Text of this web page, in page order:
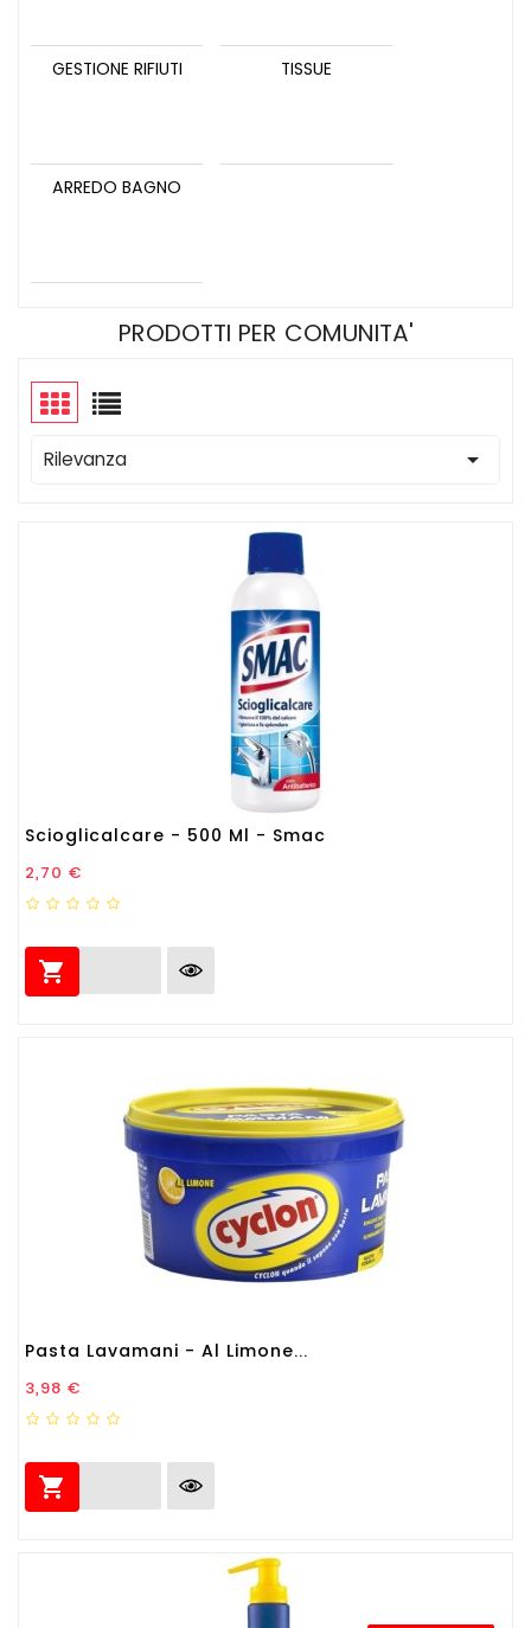
GESTIONE RIFIUTI TISSUE
ARREDO BAGNO
PRODOTTI PER COMUNITA'
Rilevanza 
Scioglicalcare - 500 Ml - Smac
Prezzo
2,70 €

Pasta Lavamani - Al Limone...
Prezzo
3,98 €
